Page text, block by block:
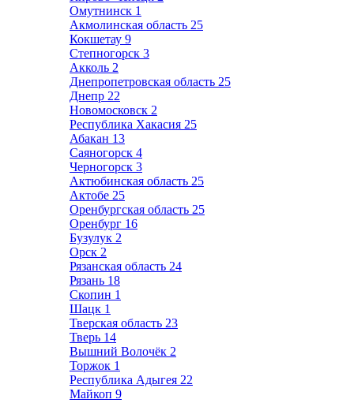
Омутнинск 1
Акмолинская область 25
Кокшетау 9
Степногорск 3
Акколь 2
Днепропетровская область 25
Днепр 22
Новомосковск 2
Республика Хакасия 25
Абакан 13
Саяногорск 4
Черногорск 3
Актюбинская область 25
Актобе 25
Оренбургская область 25
Оренбург 16
Бузулук 2
Орск 2
Рязанская область 24
Рязань 18
Скопин 1
Шацк 1
Тверская область 23
Тверь 14
Вышний Волочёк 2
Торжок 1
Республика Адыгея 22
Майкоп 9